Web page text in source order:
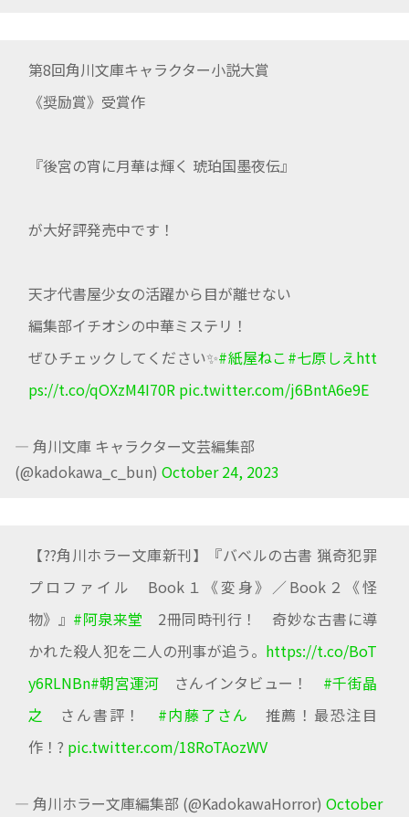
第8回角川文庫キャラクター小説大賞
《奨励賞》受賞作
『後宮の宵に月華は輝く 琥珀国墨夜伝』
が大好評発売中です！
天才代書屋少女の活躍から目が離せない
編集部イチオシの中華ミステリ！
ぜひチェックしてください✨#紙屋ねこ#七原しえhtt
ps://t.co/qOXzM4I70R pic.twitter.com/j6BntA6e9E
— 角川文庫 キャラクター文芸編集部
(@kadokawa_c_bun) October 24, 2023
【??角川ホラー文庫新刊】『バベルの古書 猟奇犯罪
プロファイル Book１《変身》／Book２《怪
物》』 #阿泉来堂 2冊同時刊行！ 奇妙な古書に導
かれた殺人犯を二人の刑事が追う。 https://t.co/BoT
y6RLNBn#朝宮運河 さんインタビュー！ #千街晶
之
さん書評！ #内藤了さん
推薦！最恐注目
作！? pic.twitter.com/18RoTAozWV
— 角川ホラー文庫編集部 (@KadokawaHorror) October